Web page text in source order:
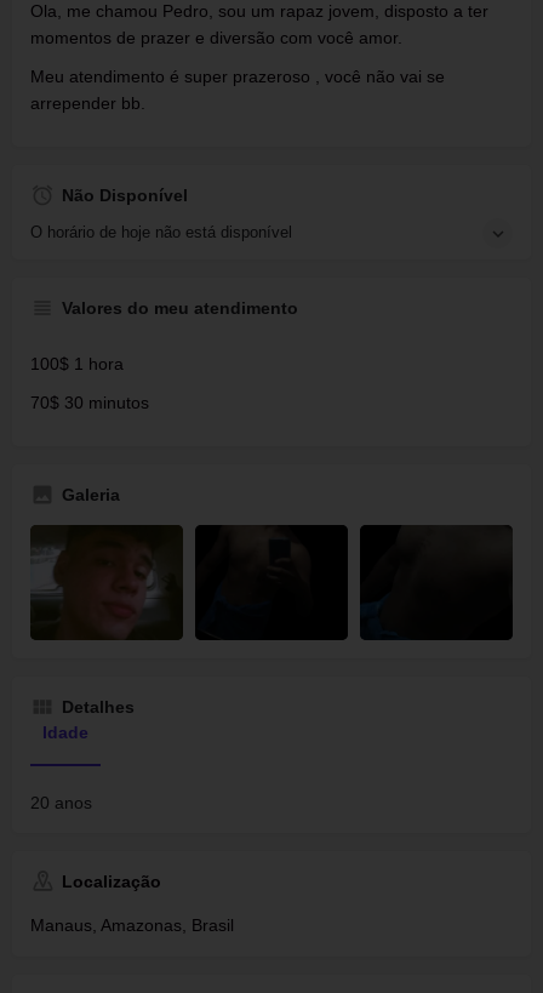
Ola, me chamou Pedro, sou um rapaz jovem, disposto a ter
momentos de prazer e diversão com você amor.
Meu atendimento é super prazeroso , você não vai se
arrepender bb.
Não Disponível
O horário de hoje não está disponível
Valores do meu atendimento
100$ 1 hora
70$ 30 minutos
Galeria
Detalhes
Idade
20 anos
Localização
Manaus, Amazonas, Brasil